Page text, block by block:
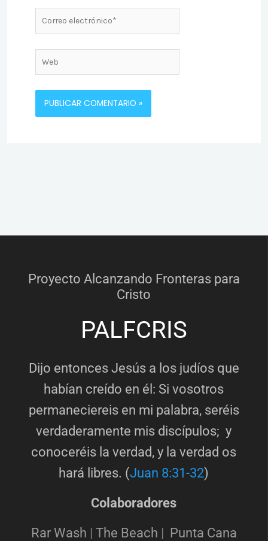
Correo
electrónico*
Web
Proyecto Alcanzando Fronteras para
Cristo
PALFCRIS
Dijo entonces Jesús a los judíos que
habían creído en él: Si vosotros
permaneciereis en mi palabra, seréis
verdaderamente mis discípulos; y
conoceréis la verdad, y la verdad os
hará libres. (Juan 8:31-32)
Colaboradores
Rar Wash | The Beach | Punta Cana